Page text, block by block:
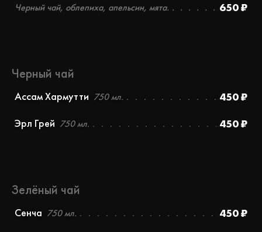
Черный чай, облепиха, апельсин, мята.
650 ₽
Черный чай
Ассам Хармутти 750 мл.
450 ₽
Эрл Грей 750 мл. 450 ₽
Зелёный чай
Сенча 750 мл.
450 ₽